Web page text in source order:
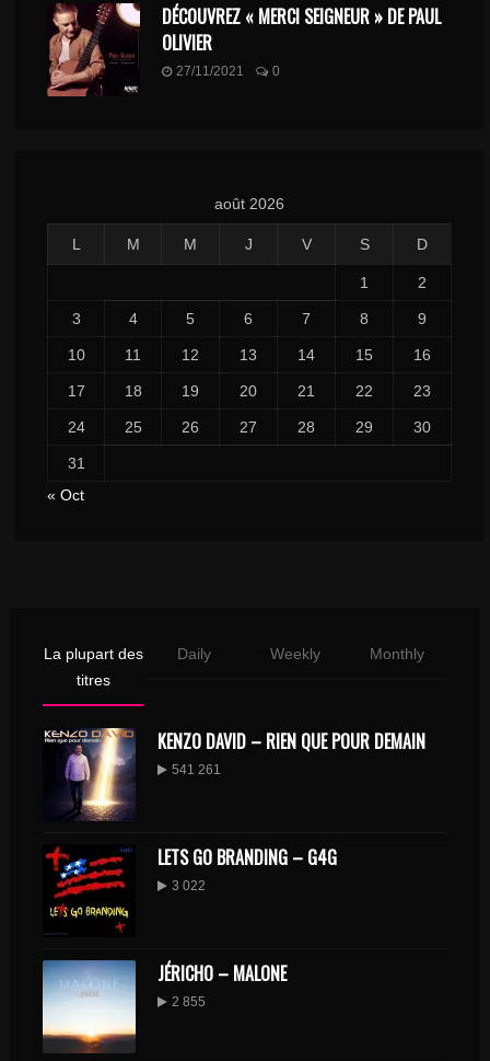
DÉCOUVREZ « MERCI SEIGNEUR » DE PAUL
OLIVIER
27/11/2021 0
août 2026
L M M J V S D
1 2
3 4 5 6 7 8 9
10 11 12 13 14 15 16
17 18 19 20 21 22 23
24 25 26 27 28 29 30
31
« Oct
La plupart des
titres
Daily Weekly Monthly
KENZO DAVID – RIEN QUE POUR DEMAIN
541 261
LETS GO BRANDING – G4G
3 022
JÉRICHO – MALONE
2 855